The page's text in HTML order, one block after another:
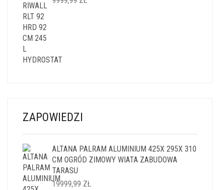
ZAPOWIEDZI
ALTANA PALRAM ALUMINIUM 425X 295X 310
CM OGRÓD ZIMOWY WIATA ZABUDOWA
TARASU
19999,99 ZŁ